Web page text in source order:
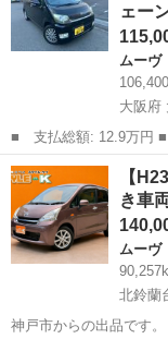
ェー
ムーヴ
大阪府
■ 支払総額: 12.9万円 ■ 車両本体価格： 115,000 円 ■ メーカー
名： ダイハツ ■ 車
Ｘ タイミングチェー
ＩＤヘッドラ...
大阪 大阪市 ム
【
き車
ムーヴ
北鈴蘭
神戸市からの出品です。 ■ トラブル防止の為、即購入はおやめくださ